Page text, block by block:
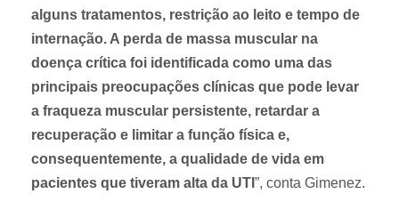
p
e
s
i
o
m
m
e
n
t
alguns tratamentos, restrição ao leito e tempo de
internação. A perda de massa muscular na
doença crítica foi identificada como uma das
principais preocupações clínicas que pode levar
a fraqueza muscular persistente, retardar a
recuperação e limitar a função física e,
consequentemente, a qualidade de vida em
pacientes que tiveram alta da UTI ”, conta Gimenez.